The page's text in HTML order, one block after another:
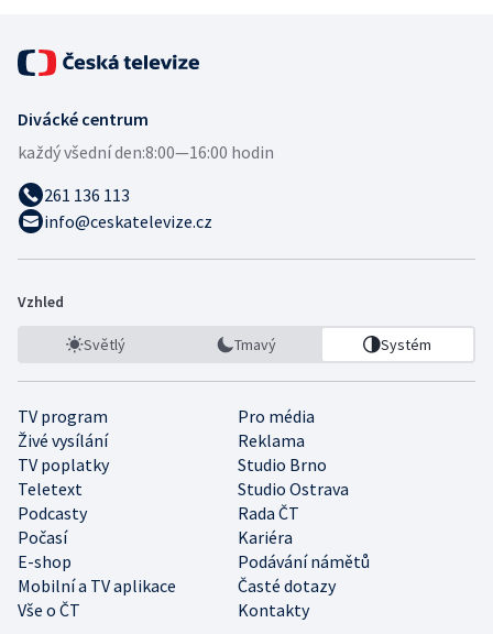
Divácké centrum
každý všední den:8:00—16:00 hodin
261 136 113
info@ceskatelevize.cz
Vzhled
Světlý Tmavý Systém
TV program
Pro média
Živé vysílání
Reklama
TV poplatky
Studio Brno
Teletext
Studio Ostrava
Podcasty
Rada ČT
Počasí
Kariéra
E-shop
Podávání námětů
Mobilní a TV aplikace
Časté dotazy
Vše o ČT
Kontakty